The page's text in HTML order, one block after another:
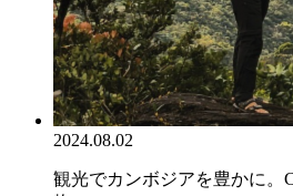
2024.08.02
観光でカンボジアを豊かに。